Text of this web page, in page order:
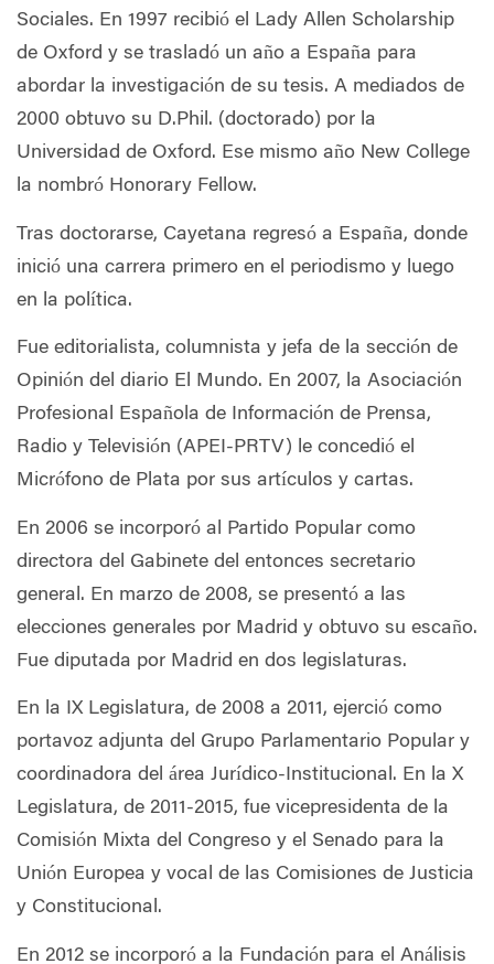
Sociales. En 1997 recibió el Lady Allen Scholarship
de Oxford y se trasladó un año a España para
abordar la investigación de su tesis. A mediados de
2000 obtuvo su D.Phil. (doctorado) por la
Universidad de Oxford. Ese mismo año New College
la nombró Honorary Fellow.
Tras doctorarse, Cayetana regresó a España, donde
inició una carrera primero en el periodismo y luego
en la política.
Fue editorialista, columnista y jefa de la sección de
Opinión del diario El Mundo. En 2007, la Asociación
Profesional Española de Información de Prensa,
Radio y Televisión (APEI-PRTV) le concedió el
Micrófono de Plata por sus artículos y cartas.
En 2006 se incorporó al Partido Popular como
directora del Gabinete del entonces secretario
general. En marzo de 2008, se presentó a las
elecciones generales por Madrid y obtuvo su escaño.
Fue diputada por Madrid en dos legislaturas.
En la IX Legislatura, de 2008 a 2011, ejerció como
portavoz adjunta del Grupo Parlamentario Popular y
coordinadora del área Jurídico-Institucional. En la X
Legislatura, de 2011-2015, fue vicepresidenta de la
Comisión Mixta del Congreso y el Senado para la
Unión Europea y vocal de las Comisiones de Justicia
y Constitucional.
En 2012 se incorporó a la Fundación para el Análisis